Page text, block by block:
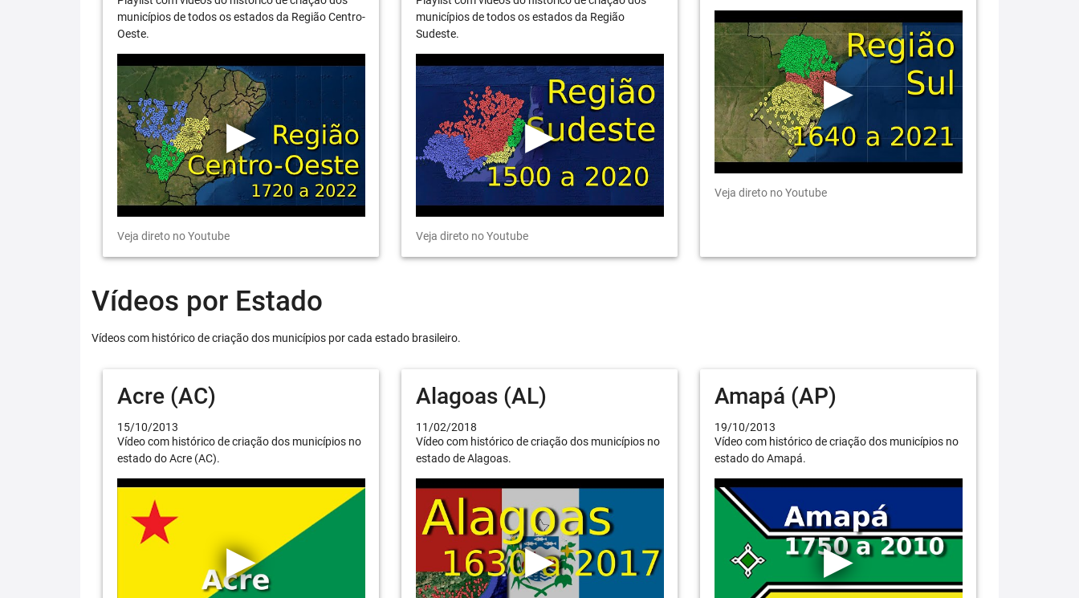
municípios de todos os estados da Região Centro-
Oeste.
Veja direto no Youtube
municípios de todos os estados da Região
Sudeste.
Veja direto no Youtube
Veja direto no Youtube
Vídeos por Estado
Vídeos com histórico de criação dos municípios por cada estado brasileiro.
Acre (AC)
15/10/2013
Vídeo com histórico de criação dos municípios no
estado do Acre (AC).
Alagoas (AL)
11/02/2018
Vídeo com histórico de criação dos municípios no
estado de Alagoas.
Amapá (AP)
19/10/2013
Vídeo com histórico de criação dos municípios no
estado do Amapá.